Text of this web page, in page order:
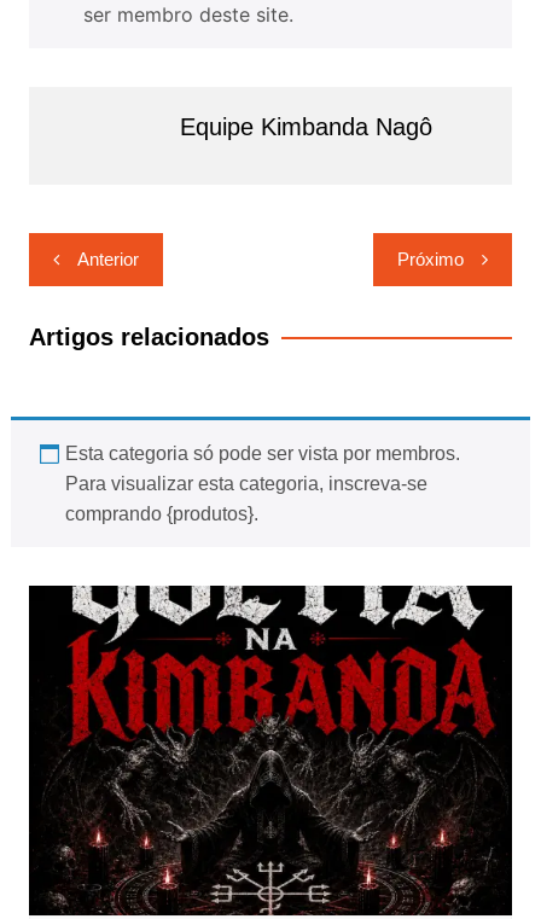
ser membro deste site.
Equipe Kimbanda Nagô
Navegação
de
Post
Anterior Próximo
Artigos relacionados
Esta categoria só pode ser vista por membros.
Para visualizar esta categoria, inscreva-se
comprando {produtos}.